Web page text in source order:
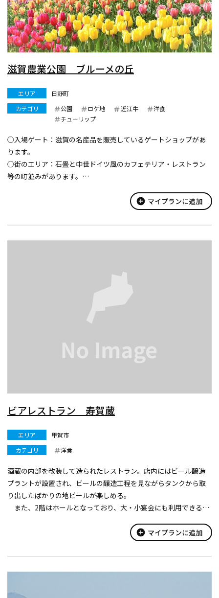
滋賀農業公園 ブルーメの丘
エリア
日野町
カテゴリ
公園 ロケ地 近江牛
洋食
チューリップ
○入場ゲート：滋賀の名産品を販売しているゲートショップがあ
ります。
○街のエリア：石畳と中世ドイツ風のカフェテリア・レストラン
等の町並みがあります。
○どうぶつのエリア：羊や馬・カンガルー・モルモットなどの動
物や自然とのふれあいを楽しめます...
add_circle マイプランに追加
ビアレストラン 寿賀蔵
エリア
甲賀市
カテゴリ
洋食
酒蔵の内部を改装して造られたレストラン。店内にはビール醸造
プラントが設置され、ビールの醸造工程を見ながらタンクから取
り出したばかりの地ビールが楽しめる。
また、2階はホールとなっており、大・小宴会にも利用できる。
add_circle マイプランに追加